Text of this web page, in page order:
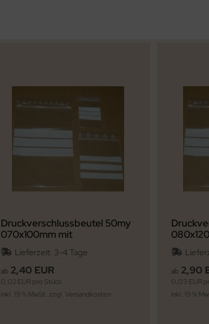
Druckverschlussbeutel 50my
070x100mm mit
Lieferzeit: 3-4 Tage
ab 2,40 EUR
0,02 EUR pro Stück
inkl. 19 % MwSt. zzgl. Versandkosten
ab 2,90
0,03 EUR
inkl. 19 %